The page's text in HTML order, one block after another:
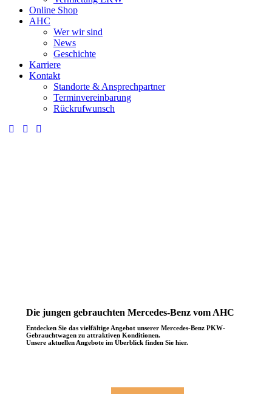
Online Shop
AHC
Wer wir sind
News
Geschichte
Karriere
Kontakt
Standorte & Ansprechpartner
Terminvereinbarung
Rückrufwunsch
Die jungen gebrauchten Mercedes-Benz vom AHC
Entdecken Sie das vielfältige Angebot unserer Mercedes-Benz PKW-
Gebrauchtwagen zu attraktiven Konditionen.
Unsere aktuellen Angebote im Überblick finden Sie hier.